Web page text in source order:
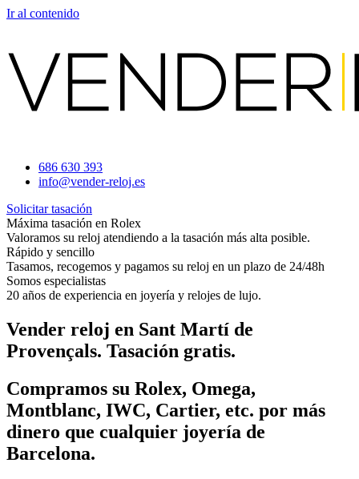
Ir al contenido
686 630 393
info@vender-reloj.es
Solicitar tasación
Máxima tasación en Rolex
Valoramos su reloj atendiendo a la tasación más alta posible.
Rápido y sencillo
Tasamos, recogemos y pagamos su reloj en un plazo de 24/48h
Somos especialistas
20 años de experiencia en joyería y relojes de lujo.
Vender reloj en Sant Martí de
Provençals. Tasación gratis.
Compramos su Rolex, Omega,
Montblanc, IWC, Cartier, etc. por más
dinero que cualquier joyería de
Barcelona.